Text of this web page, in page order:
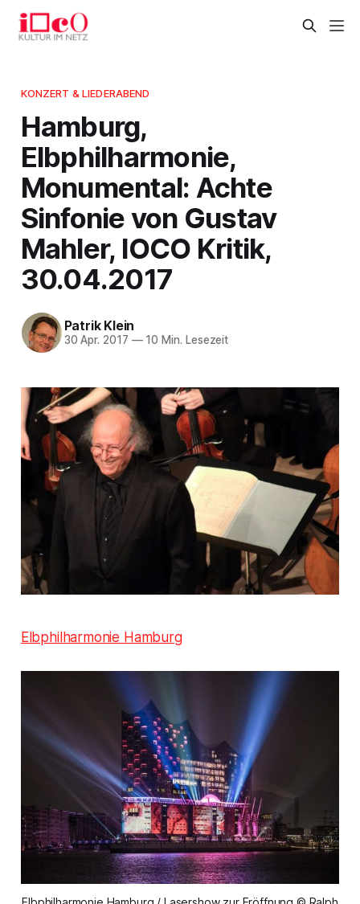
KONZERT & LIEDERABEND
Hamburg,
Elbphilharmonie,
Monumental: Achte
Sinfonie von Gustav
Mahler, IOCO Kritik,
30.04.2017
Patrik Klein
30 Apr. 2017 —10 Min. Lesezeit
Elbphilharmonie Hamburg